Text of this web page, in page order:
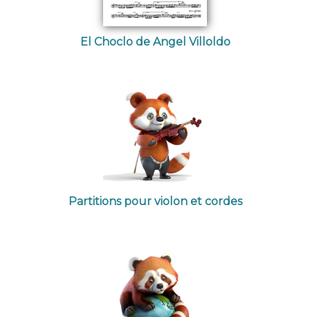
El Choclo de Angel Villoldo
Partitions pour violon et cordes